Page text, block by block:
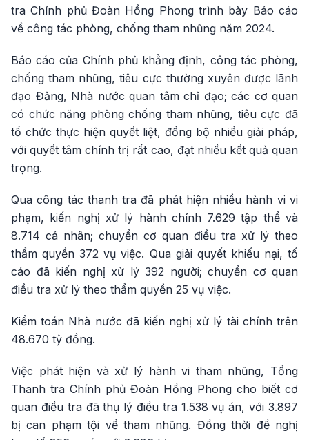
tra Chính phủ Đoàn Hồng Phong trình bày Báo cáo
về công tác phòng, chống tham nhũng năm 2024.
Báo cáo của Chính phủ khẳng định, công tác phòng,
chống tham nhũng, tiêu cực thường xuyên được lãnh
đạo Đảng, Nhà nước quan tâm chỉ đạo; các cơ quan
có chức năng phòng chống tham nhũng, tiêu cực đã
tổ chức thực hiện quyết liệt, đồng bộ nhiều giải pháp,
với quyết tâm chính trị rất cao, đạt nhiều kết quả quan
trọng.
Qua công tác thanh tra đã phát hiện nhiều hành vi vi
phạm, kiến nghị xử lý hành chính 7.629 tập thể và
8.714 cá nhân; chuyển cơ quan điều tra xử lý theo
thẩm quyền 372 vụ việc. Qua giải quyết khiếu nại, tố
cáo đã kiến nghị xử lý 392 người; chuyển cơ quan
điều tra xử lý theo thẩm quyền 25 vụ việc.
Kiểm toán Nhà nước đã kiến nghị xử lý tài chính trên
48.670 tỷ đồng.
Việc phát hiện và xử lý hành vi tham nhũng, Tổng
Thanh tra Chính phủ Đoàn Hồng Phong cho biết cơ
quan điều tra đã thụ lý điều tra 1.538 vụ án, với 3.897
bị can phạm tội về tham nhũng. Đồng thời đề nghị